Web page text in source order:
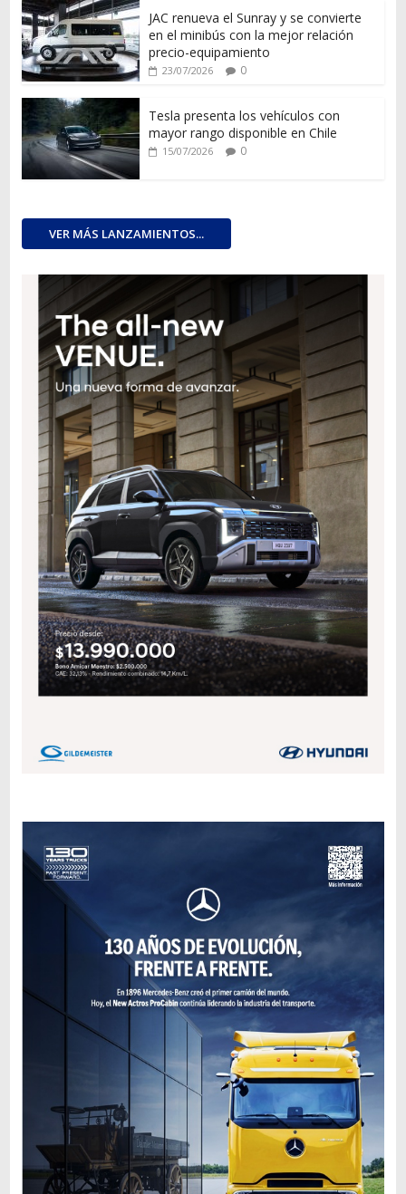
JAC renueva el Sunray y se convierte
en el minibús con la mejor relación
precio-equipamiento
23/07/2026 0
Tesla presenta los vehículos con
mayor rango disponible en Chile
15/07/2026 0
VER MÁS LANZAMIENTOS...